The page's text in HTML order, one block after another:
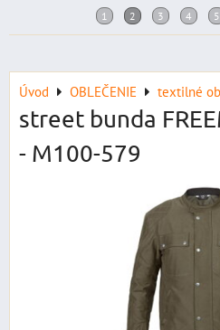
Úvod OBLEČENIE textilné
street bunda
- M100-579